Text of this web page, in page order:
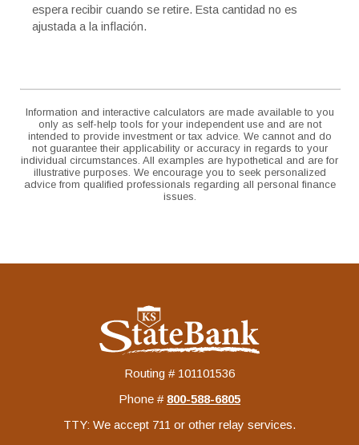
espera recibir cuando se retire. Esta cantidad no es
ajustada a la inflación.
Information and interactive calculators are made available to you
only as self-help tools for your independent use and are not
intended to provide investment or tax advice. We cannot and do
not guarantee their applicability or accuracy in regards to your
individual circumstances. All examples are hypothetical and are for
illustrative purposes. We encourage you to seek personalized
advice from qualified professionals regarding all personal finance
issues.
KS StateBank
Routing # 101101536
Phone # ‍800-588-6805
TTY: We accept 711 or other relay services.